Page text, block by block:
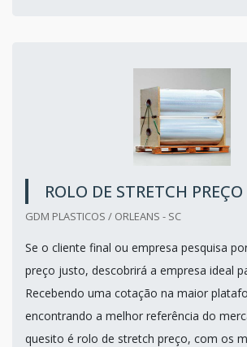
ROLO DE STRETCH PREÇO
GDM PLASTICOS / ORLEANS - SC
Se o cliente final ou empresa pesquisa
preço justo, descobrirá a empresa ideal
Recebendo uma cotação na maior
encontrando a melhor referência do
quesito é rolo de stretch preço, com os